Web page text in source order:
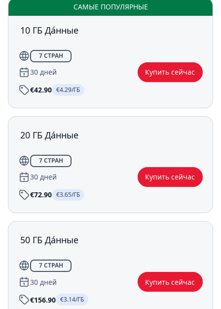
САМЫЕ ПОПУЛЯРНЫЕ
10 ГБ Да́нные
7 СТРАН
30 дней
Купить сейчас
€42.90 €4.29/ГБ
20 ГБ Да́нные
7 СТРАН
30 дней
Купить сейчас
€72.90 €3.65/ГБ
50 ГБ Да́нные
7 СТРАН
30 дней
Купить сейчас
€156.90 €3.14/ГБ